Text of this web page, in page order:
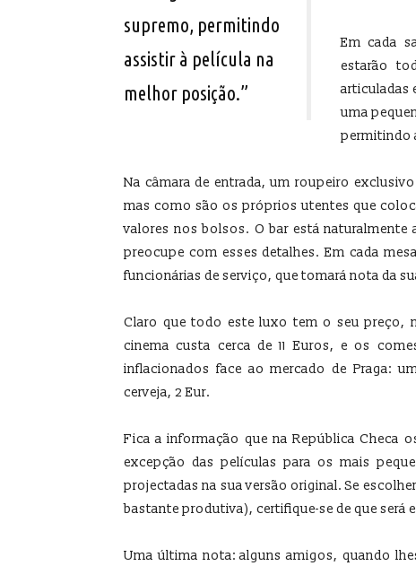
supremo, permitindo
assistir à película na
melhor posição.”
Em cada
estarão
articuladas
uma
permitindo
Na câmara de entrada, um roupeiro
mas como são os próprios utentes que
valores nos bolsos. O bar está
preocupe com esses detalhes. Em cada
funcionárias de serviço, que tomará nota da
Claro que todo este luxo tem o seu preço,
cinema custa cerca de 11 Euros, e os
inflacionados face ao mercado de Praga:
cerveja, 2 Eur.
Fica a informação que na República Checa
excepção das películas para os mais
projectadas na sua versão original. Se
bastante produtiva), certifique-se de que será
Uma última nota: alguns amigos, quando